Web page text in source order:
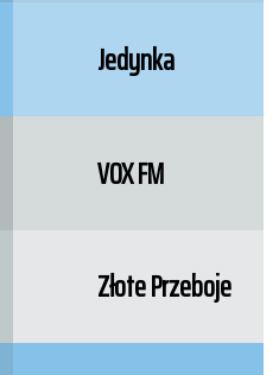
Jedynka
VOX FM
Złote Przeboje